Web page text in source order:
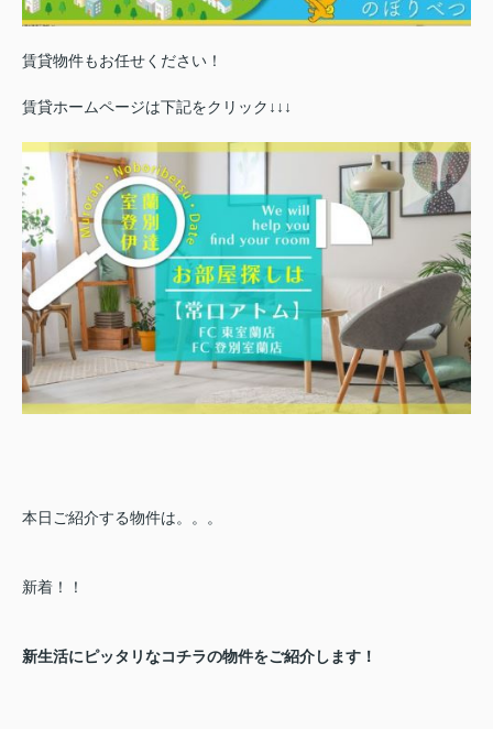
賃貸物件もお任せください！
賃貸ホームページは下記をクリック↓↓↓
本日ご紹介する物件は。。。
新着！！
新生活にピッタリなコチラの物件をご紹介します！